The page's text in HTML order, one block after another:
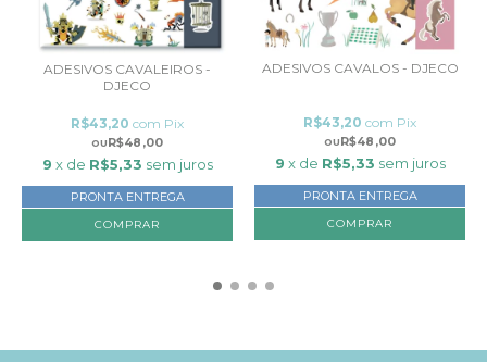
ADESIVOS CAVALEIROS -
DJECO
R$48,00
R$43,20 com Pix
9 x de R$5,33 sem juros
PRONTA ENTREGA
ADESIVOS CAVALOS - DJECO
R$48,00
R$43,20 com Pix
9 x de R$5,33 sem juros
PRONTA ENTREGA